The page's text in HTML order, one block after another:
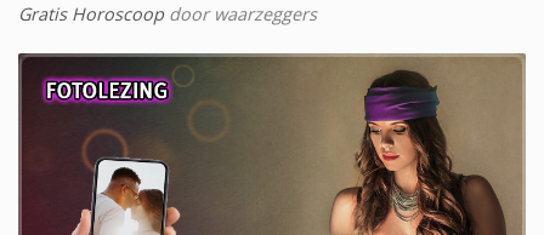
Gratis Horoscoopdoor waarzeggers